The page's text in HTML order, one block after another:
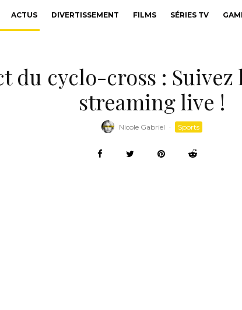
ACTUS DIVERTISSEMENT FILMS SÉRIES TV
du cyclo-cross : Suivez
streaming live !
Nicole Gabriel · Sports